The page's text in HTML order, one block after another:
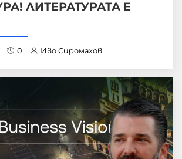
ЛИТЕРАТУРАТА Е
0 Иво Сиромахов